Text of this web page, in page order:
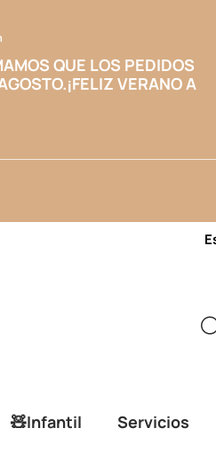
QUE LOS PEDIDOS
¡FELIZ VERANO A
🧸Infantil Servicios